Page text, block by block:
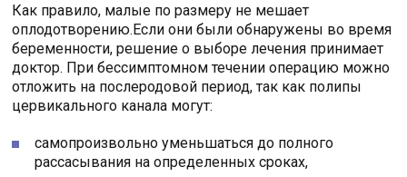
Как правило, малые по размеру не мешает
оплодотворению.Если они были обнаружены во время
беременности, решение о выборе лечения принимает
доктор. При бессимптомном течении операцию можно
отложить на послеродовой период, так как полипы
цервикального канала могут:
самопроизвольно уменьшаться до полного
рассасывания на определенных сроках,